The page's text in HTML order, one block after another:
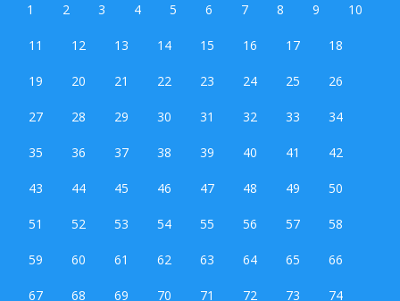
1 2 3 4 5 6 7 8 9 10
11 12 13 14 15 16 17 18
19 20 21 22 23 24 25 26
27 28 29 30 31 32 33 34
35 36 37 38 39 40 41 42
43 44 45 46 47 48 49 50
51 52 53 54 55 56 57 58
59 60 61 62 63 64 65 66
67 68 69 70 71 72 73 74